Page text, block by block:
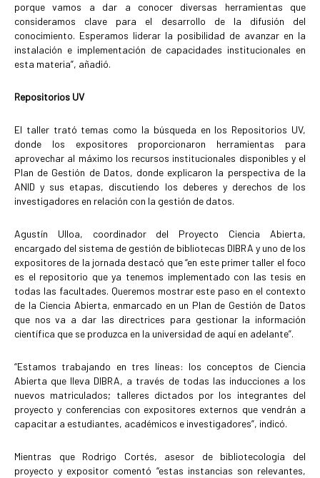
porque vamos a dar a conocer diversas herramientas que
consideramos clave para el desarrollo de la difusión del
conocimiento. Esperamos liderar la posibilidad de avanzar en la
instalación e implementación de capacidades institucionales en
esta materia”, añadió.
Repositorios UV
El taller trató temas como la búsqueda en los Repositorios UV,
donde los expositores proporcionaron herramientas para
aprovechar al máximo los recursos institucionales disponibles y el
Plan de Gestión de Datos, donde explicaron la perspectiva de la
ANID y sus etapas, discutiendo los deberes y derechos de los
investigadores en relación con la gestión de datos.
Agustín Ulloa, coordinador del Proyecto Ciencia Abierta,
encargado del sistema de gestión de bibliotecas DIBRA y uno de los
expositores de la jornada destacó que “en este primer taller el foco
es el repositorio que ya tenemos implementado con las tesis en
todas las facultades. Queremos mostrar este paso en el contexto
de la Ciencia Abierta, enmarcado en un Plan de Gestión de Datos
que nos va a dar las directrices para gestionar la información
científica que se produzca en la universidad de aquí en adelante”.
“Estamos trabajando en tres líneas: los conceptos de Ciencia
Abierta que lleva DIBRA, a través de todas las inducciones a los
nuevos matriculados; talleres dictados por los integrantes del
proyecto y conferencias con expositores externos que vendrán a
capacitar a estudiantes, académicos e investigadores”, indicó.
Mientras que Rodrigo Cortés, asesor de bibliotecología del
proyecto y expositor comentó “estas instancias son relevantes,